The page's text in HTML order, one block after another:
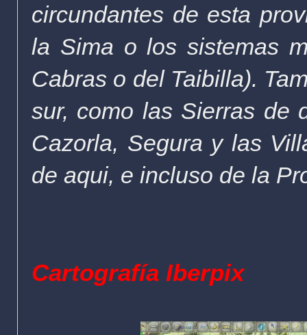
circundantes de esta
la Sima o los sistemas
Cabras o del Taibilla).
sur, como las Sierras de
Cazorla, Segura y las
de aqui, e incluso de la
Cartografía Iberpix